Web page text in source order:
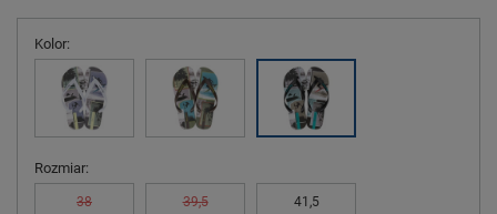
Kolor
Rozmiar
38 39,5 41,5